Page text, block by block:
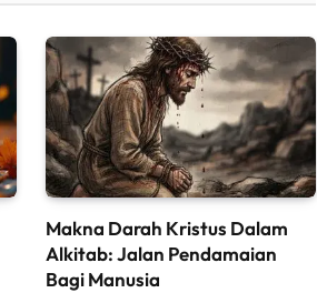
Makna Darah Kristus Dalam
Alkitab: Jalan Pendamaian
Bagi Manusia